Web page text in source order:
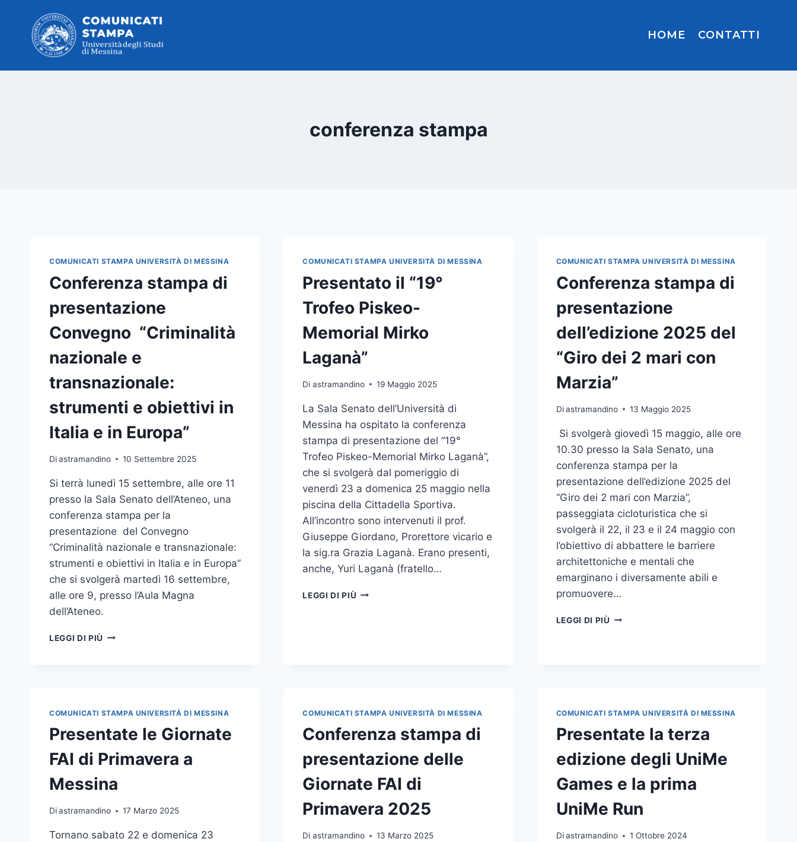
contenuto
HOME CONTATTI
conferenza stampa
COMUNICATI STAMPA UNIVERSITÀ DI MESSINA
Conferenza stampa di
presentazione
Convegno “Criminalità
nazionale e
transnazionale:
strumenti e obiettivi in
Italia e in Europa”
Diastramandino 10 Settembre 2025
Si terrà lunedì 15 settembre, alle ore 11
presso la Sala Senato dell’Ateneo, una
conferenza stampa per la
presentazione del Convegno
“Criminalità nazionale e transnazionale:
strumenti e obiettivi in Italia e in Europa”
che si svolgerà martedì 16 settembre,
alle ore 9, presso l’Aula Magna
dell’Ateneo.
LEGGI DI PIÙ CONFERENZA
NAZIONALE
TRANSNAZIONALE:
E
IN
E
EUROPA”
COMUNICATI STAMPA UNIVERSITÀ DI MESSINA
Presentato il “19°
Trofeo Piskeo-
Memorial Mirko
Laganà”
Di astramandino 19 Maggio 2025
La Sala Senato dell’Università di
Messina ha ospitato la conferenza
stampa di presentazione del “19°
Trofeo Piskeo-Memorial Mirko Laganà”,
che si svolgerà dal pomeriggio di
venerdì 23 a domenica 25 maggio nella
piscina della Cittadella Sportiva.
All’incontro sono intervenuti il prof.
Giuseppe Giordano, Prorettore vicario e
la sig.ra Grazia Laganà. Erano presenti,
anche, Yuri Laganà (fratello…
LEGGI DI PIÙ PRESENTATO
COMUNICATI STAMPA UNIVERSITÀ DI MESSINA
Conferenza stampa di
presentazione
dell’edizione 2025 del
“Giro dei 2 mari con
Marzia”
Di astramandino 13 Maggio 2025
Si svolgerà giovedì 15 maggio, alle ore
10.30 presso la Sala Senato, una
conferenza stampa per la
presentazione dell’edizione 2025 del
“Giro dei 2 mari con Marzia”,
passeggiata cicloturistica che si
svolgerà il 22, il 23 e il 24 maggio con
l’obiettivo di abbattere le barriere
architettoniche e mentali che
emarginano i diversamente abili e
promuovere…
LEGGI DI PIÙ CONFERENZA
DEI
2 MARI
CON
MARZIA”
COMUNICATI STAMPA UNIVERSITÀ DI MESSINA
Presentate le Giornate
FAI di Primavera a
Messina
Diastramandino 17 Marzo 2025
Tornano sabato 22 e domenica 23
COMUNICATI STAMPA UNIVERSITÀ DI MESSINA
Conferenza stampa di
presentazione delle
Giornate FAI di
Primavera 2025
Di astramandino 13 Marzo 2025
COMUNICATI STAMPA UNIVERSITÀ DI MESSINA
Presentate la terza
edizione degli UniMe
Games e la prima
UniMe Run
Di astramandino 1 Ottobre 2024